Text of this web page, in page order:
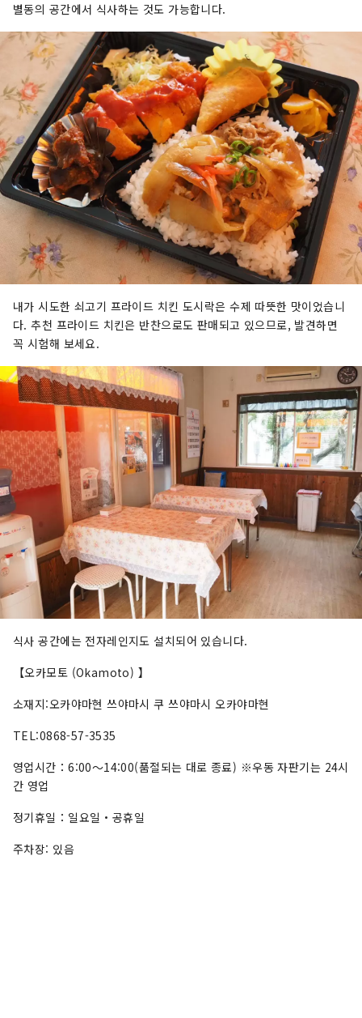
별동의 공간에서 식사하는 것도 가능합니다.
내가 시도한 쇠고기 프라이드 치킨 도시락은 수제 따뜻한 맛이었습니
다. 추천 프라이드 치킨은 반찬으로도 판매되고 있으므로, 발견하면
꼭 시험해 보세요.
식사 공간에는 전자레인지도 설치되어 있습니다.
【오카모토 (Okamoto) 】
소재지:오카야마현 쓰야마시 쿠 쓰야마시 오카야마현
TEL:0868-57-3535
영업시간：6:00～14:00(품절되는 대로 종료) ※우동 자판기는 24시
간 영업
정기휴일：일요일・공휴일
주차장: 있음